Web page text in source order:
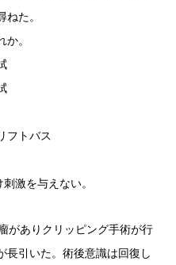
た。
。
フトバス
を与えない。
ありクリッピング手術が行
長引いた。術後意識は回復し